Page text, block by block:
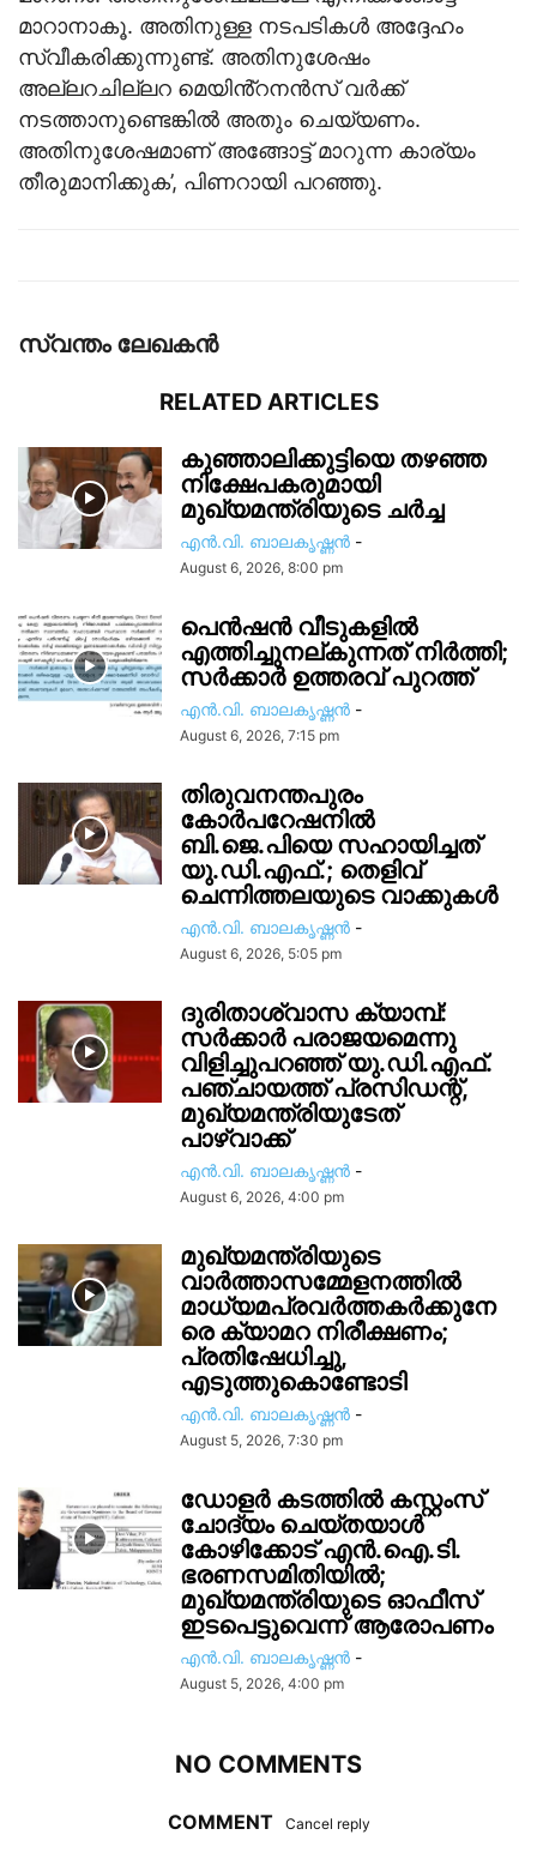
മാറാനാകൂ. അതിനുള്ള നടപടികൾ അദ്ദേഹം
സ്വീകരിക്കുന്നുണ്ട്. അതിനുശേഷം
അല്ലറചില്ലറ മെയിൻ്റനൻസ് വർക്ക്
നടത്താനുണ്ടെങ്കിൽ അതും ചെയ്യണം.
അതിനുശേഷമാണ് അങ്ങോട്ട് മാറുന്ന കാര്യം
തീരുമാനിക്കുക’, പിണറായി പറഞ്ഞു.
സ്വന്തം ലേഖകന്‍
RELATED ARTICLES
കുഞ്ഞാലിക്കുട്ടിയെ തഴഞ്ഞ
നിക്ഷേപകരുമായി
മുഖ്യമന്ത്രിയുടെ ചർച്ച
എൻ.വി. ബാലകൃഷ്ണൻ -
August 6, 2026, 8:00 pm
പെൻഷൻ വീടുകളിൽ
എത്തിച്ചുനല്കുന്നത് നിർത്തി;
സര്‍ക്കാർ ഉത്തരവ് പുറത്ത്
എൻ.വി. ബാലകൃഷ്ണൻ -
August 6, 2026, 7:15 pm
തിരുവനന്തപുരം
കോർപറേഷനിൽ
ബി.ജെ.പിയെ സഹായിച്ചത്
യു.ഡി.എഫ്.; തെളിവ്
ചെന്നിത്തലയുടെ വാക്കുകൾ
എൻ.വി. ബാലകൃഷ്ണൻ -
August 6, 2026, 5:05 pm
ദുരിതാശ്വാസ ക്യാമ്പ്:
സർക്കാർ പരാജയമെന്നു
വിളിച്ചുപറഞ്ഞ് യു.ഡി.എഫ്.
പഞ്ചായത്ത് പ്രസിഡന്റ്,
മുഖ്യമന്ത്രിയുടേത്
പാഴ്വാക്ക്
എൻ.വി. ബാലകൃഷ്ണൻ -
August 6, 2026, 4:00 pm
മുഖ്യമന്ത്രിയുടെ
വാർത്താസമ്മേളനത്തിൽ
മാധ്യമപ്രവർത്തകർക്കുനേ
രെ ക്യാമറ നിരീക്ഷണം;
പ്രതിഷേധിച്ചു,
എടുത്തുകൊണ്ടോടി
എൻ.വി. ബാലകൃഷ്ണൻ -
August 5, 2026, 7:30 pm
ഡോളർ കടത്തിൽ കസ്റ്റംസ്
ചോദ്യം ചെയ്തയാൾ
കോഴിക്കോട് എൻ.ഐ.ടി.
ഭരണസമിതിയിൽ;
മുഖ്യമന്ത്രിയുടെ ഓഫീസ്
ഇടപെട്ടുവെന്ന് ആരോപണം
എൻ.വി. ബാലകൃഷ്ണൻ -
August 5, 2026, 4:00 pm
NO COMMENTS
COMMENT Cancel reply